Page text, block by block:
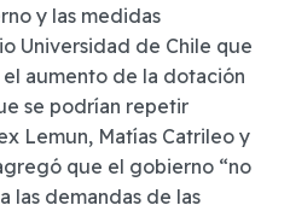
y las medidas
Universidad de Chile que
aumento de la dotación
se podrían repetir
Lemun, Matías Catrileo y
que el gobierno “no
las demandas de las